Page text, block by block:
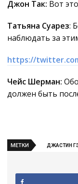
Джон Так: Вот
Татьяна Суарез:
наблюдать за
https://
Чейс Шерман:
должен быть
МЕТКИ ДЖАСТИН